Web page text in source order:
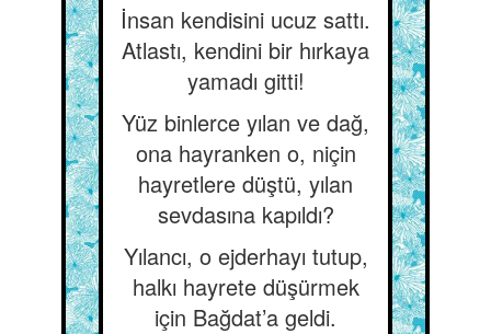
İnsan kendisini ucuz sattı.
Atlastı, kendini bir hırkaya
yamadı gitti!
Yüz binlerce yılan ve dağ,
ona hayranken o, niçin
hayretlere düştü, yılan
sevdasına kapıldı?
Yılancı, o ejderhayı tutup,
halkı hayrete düşürmek
için Bağdat’a geldi.